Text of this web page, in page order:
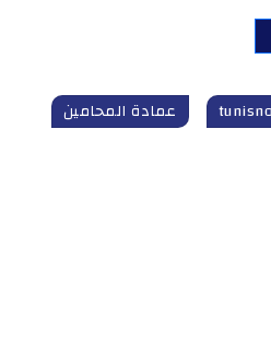
عمادة المحامين